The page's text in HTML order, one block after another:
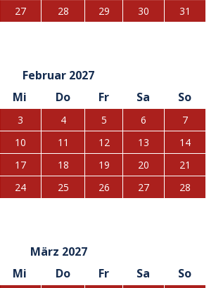
27 28 29 30 31
Februar 2027
Mi Do Fr Sa So
3 4 5 6
7
10 11 12 13
14
17 18 19 20
21
24 25 26 27 28
März 2027
Mi Do Fr Sa So